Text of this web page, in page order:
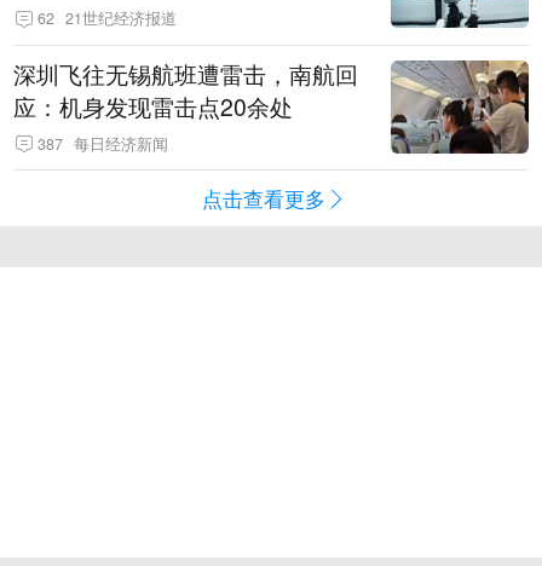
62 21世纪经济报道
深圳飞往无锡航班遭雷击，南航回
应：机身发现雷击点20余处
387 每日经济新闻
点击查看更多